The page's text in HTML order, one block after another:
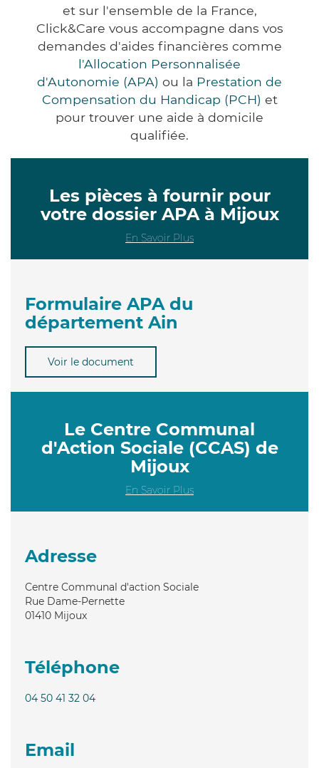
et sur l'ensemble de la France,
Click&Care vous accompagne dans vos
demandes d'aides financières comme
l'Allocation Personnalisée
d'Autonomie (APA) ou la Prestation de
Compensation du Handicap (PCH) et
pour trouver une aide à domicile
qualifiée.
Les pièces à fournir pour
votre dossier APA à Mijoux
En Savoir Plus
Formulaire APA du
département Ain
Voir le document
Le Centre Communal
d'Action Sociale (CCAS) de
Mijoux
En Savoir Plus
Adresse
Centre Communal d'action Sociale
Rue Dame-Pernette
01410 Mijoux
Téléphone
04 50 41 32 04
Email